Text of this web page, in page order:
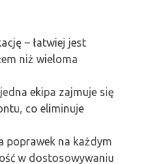
– łatwiej jest
niż wieloma
ekipa zajmuje się
co eliminuje
poprawek na każdym
w dostosowywaniu